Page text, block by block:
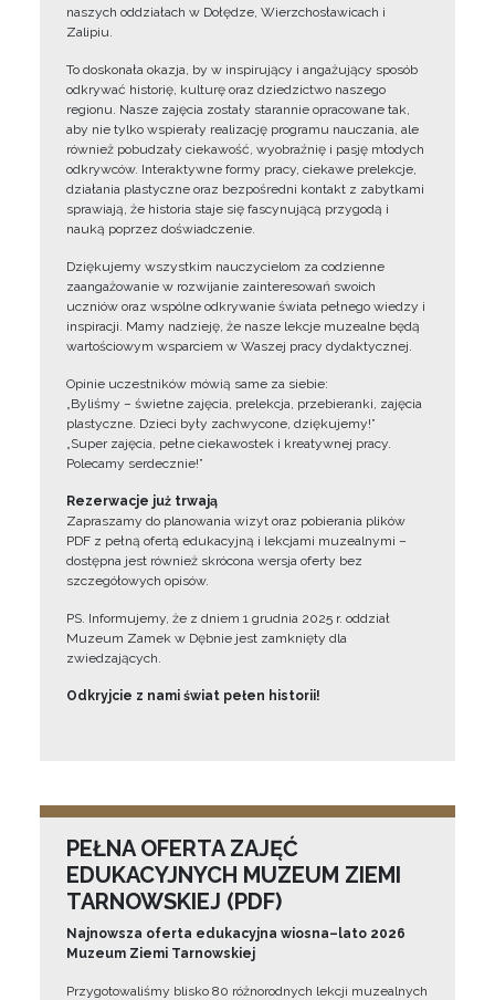
naszych oddziałach w Dołędze, Wierzchosławicach i
Zalipiu.
To doskonała okazja, by w inspirujący i angażujący sposób
odkrywać historię, kulturę oraz dziedzictwo naszego
regionu. Nasze zajęcia zostały starannie opracowane tak,
aby nie tylko wspierały realizację programu nauczania, ale
również pobudzały ciekawość, wyobraźnię i pasję młodych
odkrywców. Interaktywne formy pracy, ciekawe prelekcje,
działania plastyczne oraz bezpośredni kontakt z zabytkami
sprawiają, że historia staje się fascynującą przygodą i
nauką poprzez doświadczenie.
Dziękujemy wszystkim nauczycielom za codzienne
zaangażowanie w rozwijanie zainteresowań swoich
uczniów oraz wspólne odkrywanie świata pełnego wiedzy i
inspiracji. Mamy nadzieję, że nasze lekcje muzealne będą
wartościowym wsparciem w Waszej pracy dydaktycznej.
Opinie uczestników mówią same za siebie:
„Byliśmy – świetne zajęcia, prelekcja, przebieranki, zajęcia
plastyczne. Dzieci były zachwycone, dziękujemy!”
„Super zajęcia, pełne ciekawostek i kreatywnej pracy.
Polecamy serdecznie!”
Rezerwacje już trwają
Zapraszamy do planowania wizyt oraz pobierania plików
PDF z pełną ofertą edukacyjną i lekcjami muzealnymi –
dostępna jest również skrócona wersja oferty bez
szczegółowych opisów.
PS. Informujemy, że z dniem 1 grudnia 2025 r. oddział
Muzeum Zamek w Dębnie jest zamknięty dla
zwiedzających.
Odkryjcie z nami świat pełen historii!
PEŁNA OFERTA ZAJĘĆ
EDUKACYJNYCH MUZEUM ZIEMI
TARNOWSKIEJ (PDF)
Najnowsza oferta edukacyjna wiosna–lato 2026
Muzeum Ziemi Tarnowskiej
Przygotowaliśmy blisko 80 różnorodnych lekcji muzealnych